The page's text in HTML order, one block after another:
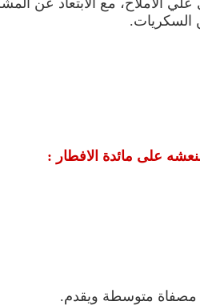
الأملاح، مع الابتعاد عن
السكريات.
على مائدة الافطار :
متوسطة ويقدم.